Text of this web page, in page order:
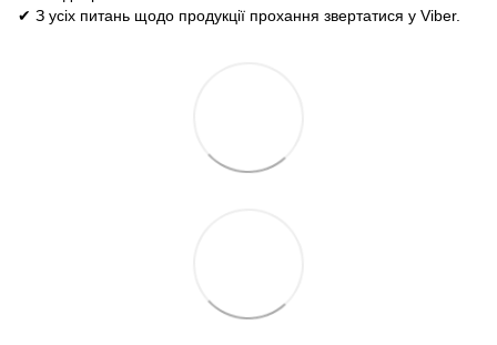
✔ З усіх питань щодо продукції прохання звертатися у Viber.